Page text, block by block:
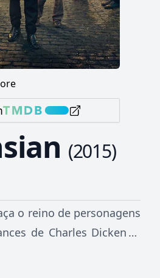
(2015)
o reino de personagens
de Charles Dickens -
Fagin e Miss Havisham -